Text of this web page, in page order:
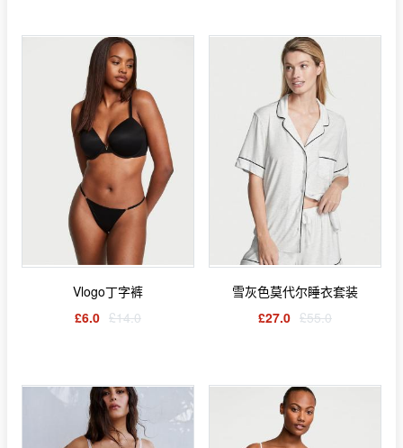
Vlogo丁字裤
£6.0 £14.0
雪灰色莫代尔睡衣套装
£27.0 £55.0